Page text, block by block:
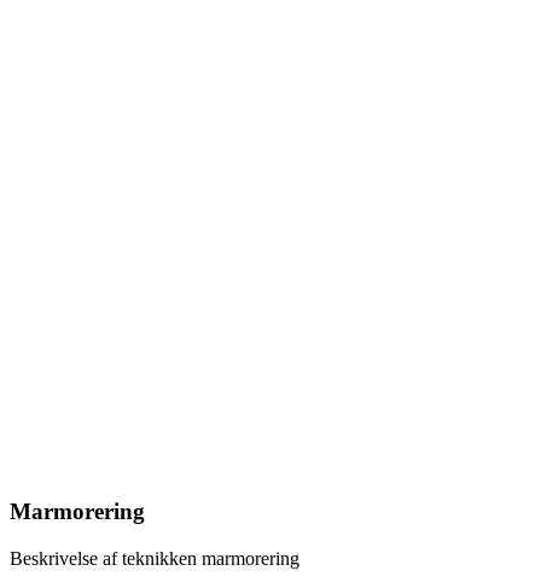
Marmorering
Beskrivelse af teknikken marmorering